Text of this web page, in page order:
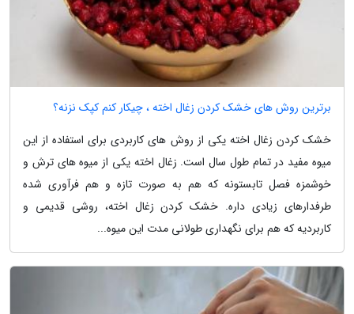
برترین روش های خشک کردن زغال اخته ، چیکار کنم کپک نزنه؟
خشک کردن زغال اخته یکی از روش های کاربردی برای استفاده از این
میوه مفید در تمام طول سال است. زغال اخته یکی از میوه های ترش و
خوشمزه فصل تابستونه که هم به صورت تازه و هم فرآوری شده
طرفدارهای زیادی داره. خشک کردن زغال اخته، روشی قدیمی و
کاربردیه که هم برای نگهداری طولانی مدت این میوه...